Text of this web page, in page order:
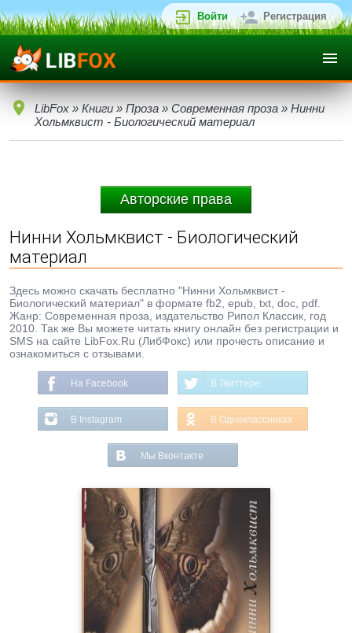
Войти Регистрация
LibFox » Книги » Проза » Современная проза » Нинни
Хольмквист - Биологический материал
Авторские права
Нинни Хольмквист - Биологический
материал
Здесь можно скачать бесплатно "Нинни Хольмквист -
Биологический материал" в формате fb2, epub, txt, doc, pdf.
Жанр: Современная проза, издательство Рипол Классик, год
2010. Так же Вы можете читать книгу онлайн без регистрации и
SMS на сайте LibFox.Ru (ЛибФокс) или прочесть описание и
ознакомиться с отзывами.
На Facebook В Твиттере
В Instagram В Одноклассниках
Мы Вконтакте